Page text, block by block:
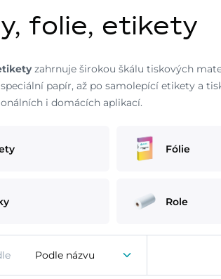
folie, etikety
zahrnuje širokou škálu tiskových
papír, až po samolepící etikety a
i domácích aplikací.
Fólie
Role
Podle názvu